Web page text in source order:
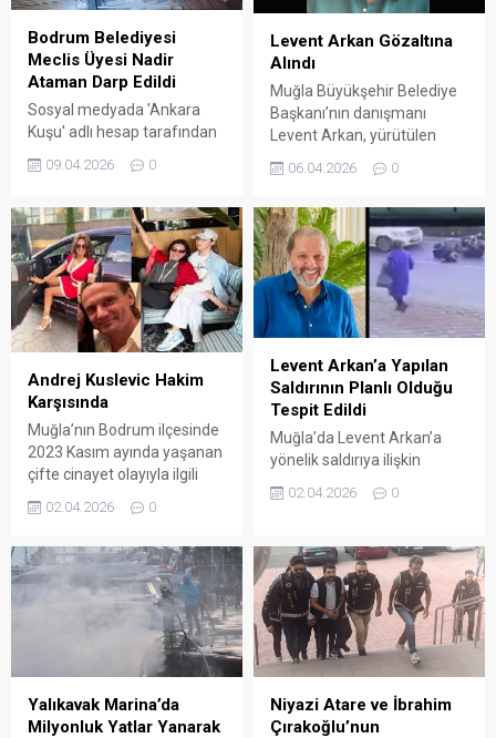
gelen saldırının şüphelileri
Bodrum’da yakalandı.
Edinilen bilgiye göre: Fethiye
ekipleri başlattığı geniş çaplı
operasyonda, saldırganların
kaçış güzergâhında
bulunan...
Bodrum Belediyesi
Meclis Üyesi Nadir
Ataman Darp Edildi
Sosyal medyada 'Ankara
Kuşu' adlı hesap tarafından
Bodrum'da şok etkisi yarattı.
09.04.2026 0
Levent Arkan Gözaltına
Alındı
Muğla Büyükşehir Belediye
Başkanı’nın danışmanı
Levent Arkan, yürütülen
gözaltına alındı. ARENA
Kurulu Başkanı Levent
Arkan’a hakkında yürütülen
soruşturma kapsamında
gözaltı işlemi uygulandı.
Edinilen bilgilere göre, Muğla
Cumhuriyet Başsavcılığı’nın
yürüttüğü soruşturma
doğrultusunda polis ekipleri
tarafından gerçekleştirilen
operasyonla Arkan
gözaltına alındı. Soruşturma
kapsamında Arkan’ın ofisi
ve...
06.04.2026 0
Andrej Kuslevic Hakim
Karşısında
Muğla’nın Bodrum ilçesinde
2023 Kasım ayında yaşanan
çifte cinayet olayıyla ilgili
davanın ilk duruşması
yapıldı. ARENA HABER –
Mahkemesi’nde görülen
dava, Türkiye gündemine
oturmuş ve uluslararası
boyut kazanmıştı. Rus
uyruklu emlakçı Irina
Dvizova (42) ile kızı Dayana
Dvizova (15), 23 Kasım
2023’te Bodrum
02.04.2026 0
Levent Arkan’a Yapılan
Saldırının Planlı Olduğu
Tespit Edildi
Muğla’da Levent Arkan’a
yönelik saldırıya ilişkin
Şüphelilerin saldırıyı
yaptığı ortaya çıktı. ARENA
HABER – Muğla’nın
Menteşe ilçesinde Levent
Arkan’a yönelik
gerçekleştirilen saldırıya
ilişkin yürütülen soruşturma
kapsamında iddianame
tamamlandı. İddianamede,
olayın önceden
02.04.2026 0
Yalıkavak Marina’da
Milyonluk Yatlar Yanarak
Niyazi Atare ve İbrahim
Çırakoğlu’nun